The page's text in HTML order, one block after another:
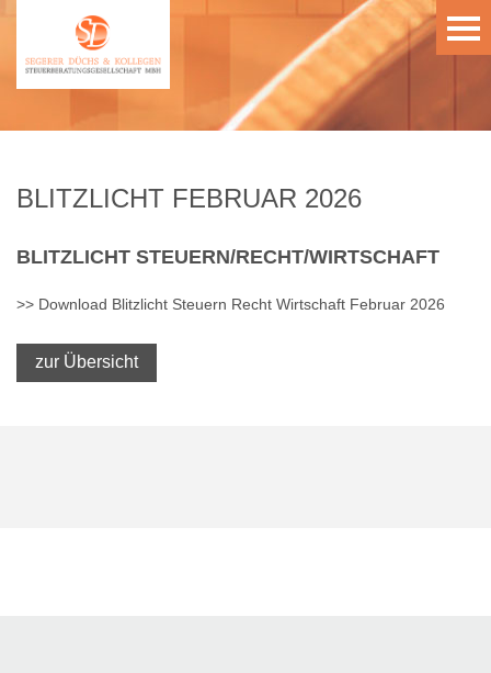
BLITZLICHT FEBRUAR 2026
BLITZLICHT STEUERN/RECHT/WIRTSCHAFT
>> Download Blitzlicht Steuern Recht Wirtschaft Februar 2026
zur Übersicht